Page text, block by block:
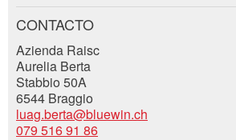
ESCRIBIR MENSAJE
Cerrar
E-mail *:
Teléfono *:
CONTACTO
Azienda Raisc
Aurelia Berta
Stabbio 50A
6544 Braggio
luag.berta@bluewin.ch
079 516 91 86